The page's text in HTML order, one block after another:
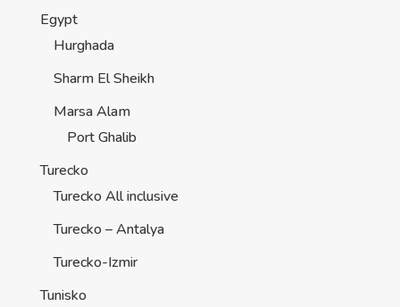
Egypt
Hurghada
Sharm El Sheikh
Marsa Alam
Port Ghalib
Turecko
Turecko All inclusive
Turecko – Antalya
Turecko-Izmir
Tunisko